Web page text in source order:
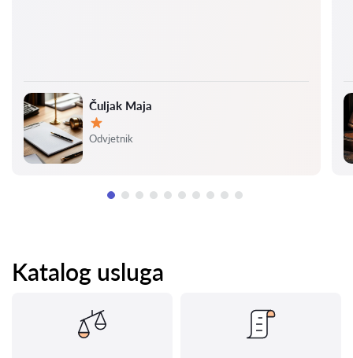
Čuljak Maja
Ocjena:
Odvjetnik
Katalog usluga